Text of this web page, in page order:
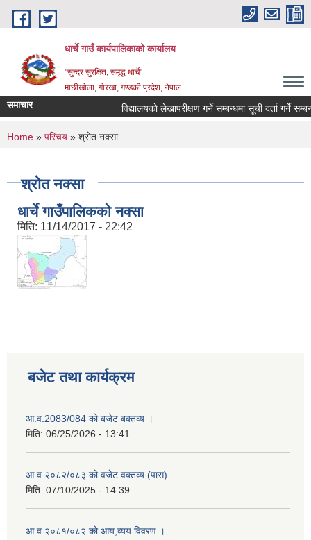
Skip to main content
धार्चे गाउँ कार्यपालिकाको कार्यालय
"सुन्दर सुरक्षित, समृद्ध धार्चे"
माछीखोला, गोरखा, गण्डकी प्रदेश, नेपाल
समाचार विद्यालयकाे लेखापरीक्षण गर्ने सम्बन्धमा सूची दर्ता गर्ने
You are here
Home » परिचय » श्रोत नक्सा
श्रोत नक्सा
धार्चे गाउँपालिकको नक्सा
मिति: 11/14/2017 - 22:42
बजेट तथा कार्यक्रम
आ.व.2083/084 को बजेट बक्तव्य ।
मिति: 06/25/2026 - 13:41
आ.व.२०८२/०८३ को वजेट वक्तव्य (पास)
मिति: 07/10/2025 - 14:39
आ.व.२०८१/०८२ को आय,व्यय विवरण ।